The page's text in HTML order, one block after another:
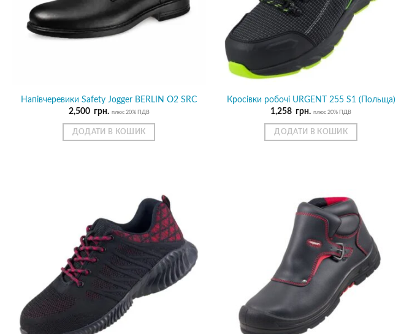
Напівчеревики Safety Jogger BERLIN O2 SRC
2,500 грн. плюс 20% ПДВ
ДОДАТИ В КОШИК
Кросівки робочі URGENT 255 S1 (Польща)
1,258 грн. плюс 20% ПДВ
ДОДАТИ В КОШИК